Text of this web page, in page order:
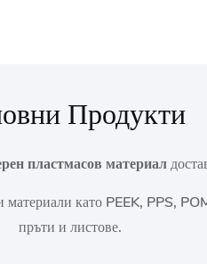
Продукти
пластмасов материал
материали като PEEK, PPS,
пръти и листове.